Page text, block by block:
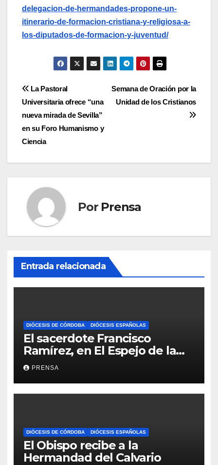
delegacion-de-hermandades-propone-un-
itinerario-de-formacion-cristiana-y-religiosa-a-
los-diputados-de-formacion-y-juventud/
Navegación
de
entradas
Semana de Oración por la
Unidad de los Cristianos
La Pastoral
Universitaria ofrece “una
nueva mirada de Sevilla”
en su Foro Humanismo y
Ciencia
Por Prensa
Entrada relacionada
DIÓCESIS DE CÓRDOBA DIÓCESIS ESPAÑOLAS
El sacerdote Francisco
Ramírez, en El Espejo de la
Iglesia
PRENSA
DIÓCESIS DE CÓRDOBA DIÓCESIS ESPAÑOLAS
El Obispo recibe a la
Hermandad del Calvario